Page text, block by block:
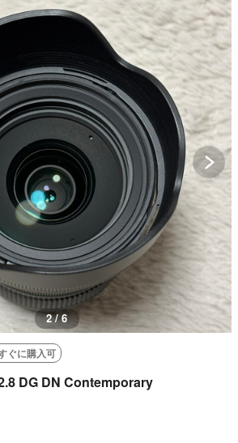
2 / 6
ぐに購入可
DG DN Contemporary